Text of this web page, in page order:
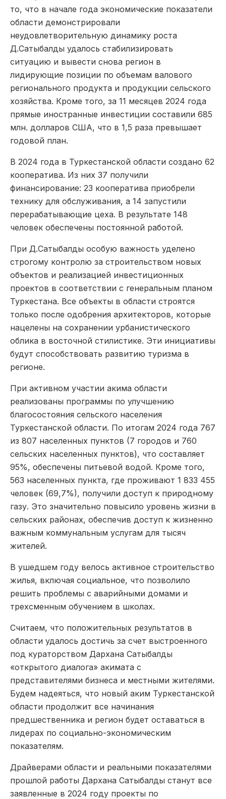
то, что в начале года экономические показатели
области демонстрировали
неудовлетворительную динамику роста
Д.Сатыбалды удалось стабилизировать
ситуацию и вывести снова регион в
лидирующие позиции по объемам валового
регионального продукта и продукции сельского
хозяйства. Кроме того, за 11 месяцев 2024 года
прямые иностранные инвестиции составили 685
млн. долларов США, что в 1,5 раза превышает
годовой план.
В 2024 года в Туркестанской области создано 62
кооператива. Из них 37 получили
финансирование: 23 кооператива приобрели
технику для обслуживания, а 14 запустили
перерабатывающие цеха. В результате 148
человек обеспечены постоянной работой.
При Д.Сатыбалды особую важность уделено
строгому контролю за строительством новых
объектов и реализацией инвестиционных
проектов в соответствии с генеральным планом
Туркестана. Все объекты в области строятся
только после одобрения архитекторов, которые
нацелены на сохранении урбанистического
облика в восточной стилистике. Эти инициативы
будут способствовать развитию туризма в
регионе.
При активном участии акима области
реализованы программы по улучшению
благосостояния сельского населения
Туркестанской области. По итогам 2024 года 767
из 807 населенных пунктов (7 городов и 760
сельских населенных пунктов), что составляет
95%, обеспечены питьевой водой. Кроме того,
563 населенных пункта, где проживают 1 833 455
человек (69,7%), получили доступ к природному
газу. Это значительно повысило уровень жизни в
сельских районах, обеспечив доступ к жизненно
важным коммунальным услугам для тысяч
жителей.
В ушедшем году велось активное строительство
жилья, включая социальное, что позволило
решить проблемы с аварийными домами и
трехсменным обучением в школах.
Считаем, что положительных результатов в
области удалось достичь за счет выстроенного
под кураторством Дархана Сатыбалды
«открытого диалога» акимата с
представителями бизнеса и местными жителями.
Будем надеяться, что новый аким Туркестанской
области продолжит все начинания
предшественника и регион будет оставаться в
лидерах по социально-экономическим
показателям.
Драйверами области и реальными показателями
прошлой работы Дархана Сатыбалды станут все
заявленные в 2024 году проекты по